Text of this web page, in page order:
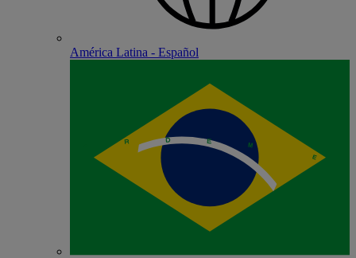
América Latina - Español